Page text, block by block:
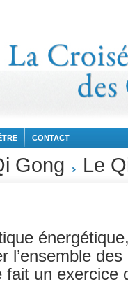
CONTACT
Gong Le
l’ensemble
un exercice